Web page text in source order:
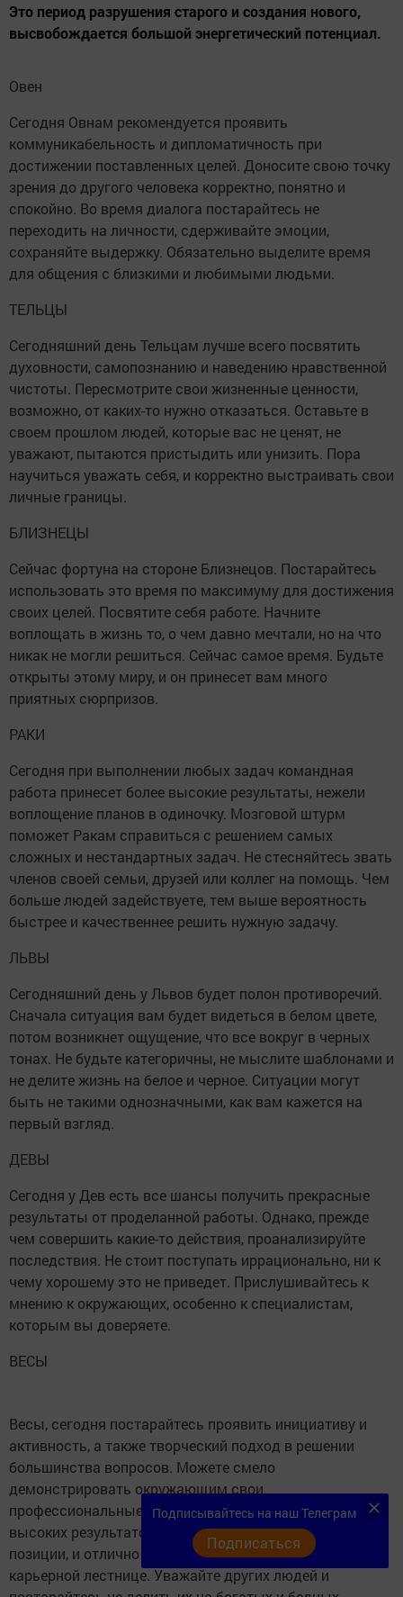
Это период разрушения старого и создания нового,
высвобождается большой энергетический потенциал.
Овен
Сегодня Овнам рекомендуется проявить
коммуникабельность и дипломатичность при
достижении поставленных целей. Доносите свою точку
зрения до другого человека корректно, понятно и
спокойно. Во время диалога постарайтесь не
переходить на личности, сдерживайте эмоции,
сохраняйте выдержку. Обязательно выделите время
для общения с близкими и любимыми людьми.
ТЕЛЬЦЫ
Сегодняшний день Тельцам лучше всего посвятить
духовности, самопознанию и наведению нравственной
чистоты. Пересмотрите свои жизненные ценности,
возможно, от каких-то нужно отказаться. Оставьте в
своем прошлом людей, которые вас не ценят, не
уважают, пытаются пристыдить или унизить. Пора
научиться уважать себя, и корректно выстраивать свои
личные границы.
БЛИЗНЕЦЫ
Сейчас фортуна на стороне Близнецов. Постарайтесь
использовать это время по максимуму для достижения
своих целей. Посвятите себя работе. Начните
воплощать в жизнь то, о чем давно мечтали, но на что
никак не могли решиться. Сейчас самое время. Будьте
открыты этому миру, и он принесет вам много
приятных сюрпризов.
РАКИ
Сегодня при выполнении любых задач командная
работа принесет более высокие результаты, нежели
воплощение планов в одиночку. Мозговой штурм
поможет Ракам справиться с решением самых
сложных и нестандартных задач. Не стесняйтесь звать
членов своей семьи, друзей или коллег на помощь. Чем
больше людей задействуете, тем выше вероятность
быстрее и качественнее решить нужную задачу.
ЛЬВЫ
Сегодняшний день у Львов будет полон противоречий.
Сначала ситуация вам будет видеться в белом цвете,
потом возникнет ощущение, что все вокруг в черных
тонах. Не будьте категоричны, не мыслите шаблонами и
не делите жизнь на белое и черное. Ситуации могут
быть не такими однозначными, как вам кажется на
первый взгляд.
ДЕВЫ
Сегодня у Дев есть все шансы получить прекрасные
результаты от проделанной работы. Однако, прежде
чем совершить какие-то действия, проанализируйте
последствия. Не стоит поступать иррационально, ни к
чему хорошему это не приведет. Прислушивайтесь к
мнению к окружающих, особенно к специалистам,
которым вы доверяете.
ВЕСЫ
Весы, сегодня постарайтесь проявить инициативу и
активность, а также творческий подход в решении
большинства вопросов. Можете смело
демонстрировать окружающим свои
профессиональные способности и умение добиваться
высоких результатов. Это укрепит ваши лидерские
позиции, и отлично повлияет на ваше продвижение по
карьерной лестнице. Уважайте других людей и
Подписывайтесь на наш Телеграм
Подписаться